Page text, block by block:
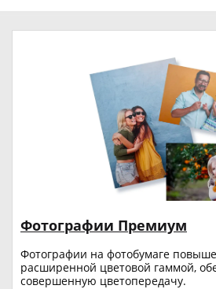
Фотографии Премиум
Фотографии на фотобумаге
расширенной цветовой гаммой,
совершенную цветопередачу.